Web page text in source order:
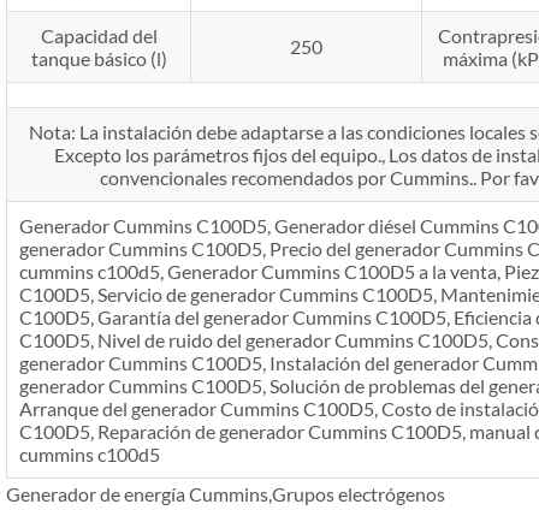
Capacidad del
tanque básico (l)
250
máxima
Nota: La instalación debe adaptarse a las condiciones locales
Excepto los parámetros fijos del equipo., Los datos de
convencionales recomendados por Cummins.. Por
Generador Cummins C100D5, Generador diésel Cummins
generador Cummins C100D5, Precio del generador Cummins
cummins c100d5, Generador Cummins C100D5 a la venta,
C100D5, Servicio de generador Cummins C100D5,
C100D5, Garantía del generador Cummins C100D5,
C100D5, Nivel de ruido del generador Cummins C100D5,
generador Cummins C100D5, Instalación del generador
generador Cummins C100D5, Solución de problemas del
Arranque del generador Cummins C100D5, Costo de
C100D5, Reparación de generador Cummins C100D5, manual
cummins c100d5
Generador de energía Cummins,Grupos electrógenos